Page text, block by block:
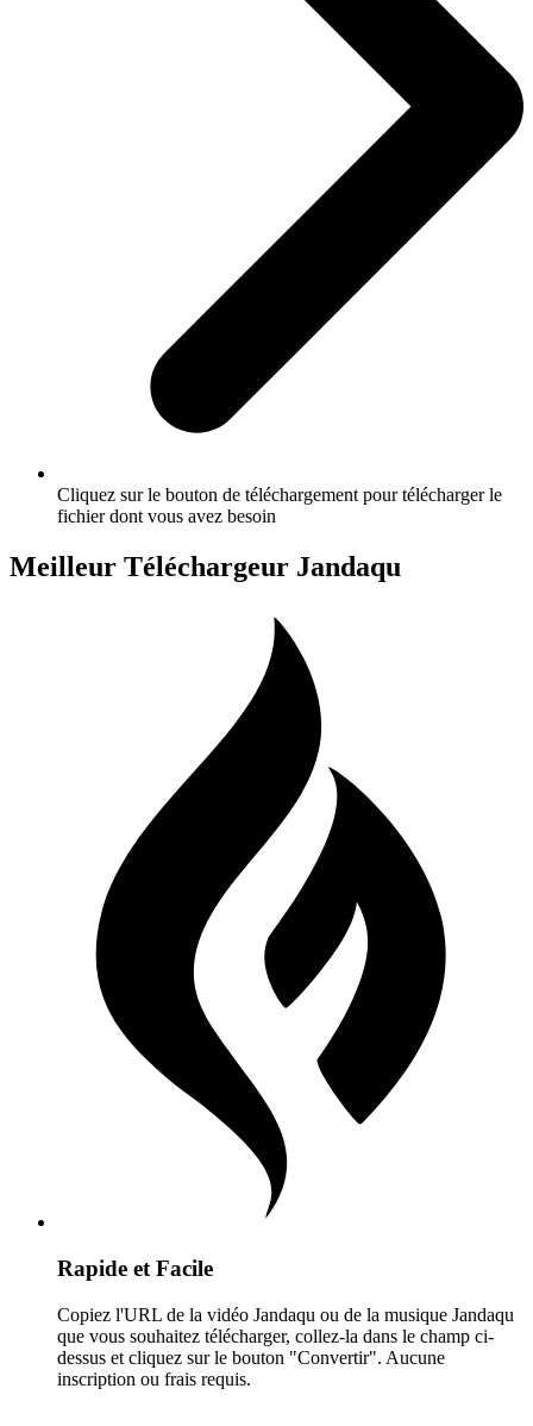
Cliquez sur le bouton de téléchargement pour télécharger le
fichier dont vous avez besoin
Meilleur Téléchargeur Jandaqu
Rapide et Facile
Copiez l'URL de la vidéo Jandaqu ou de la musique Jandaqu
que vous souhaitez télécharger, collez-la dans le champ ci-
dessus et cliquez sur le bouton "Convertir". Aucune
inscription ou frais requis.